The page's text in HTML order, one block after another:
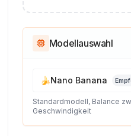
Modellauswahl
🍌Nano Banana
Standardmodell, Balance
Geschwindigkeit